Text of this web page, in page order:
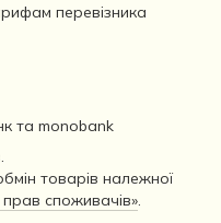
перевізника
та monobank
товарів належної
споживачів».